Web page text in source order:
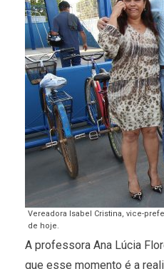
Vereadora Isabel Cristina, vice-
de hoje.
A professora Ana Lúcia
que esse momento é a